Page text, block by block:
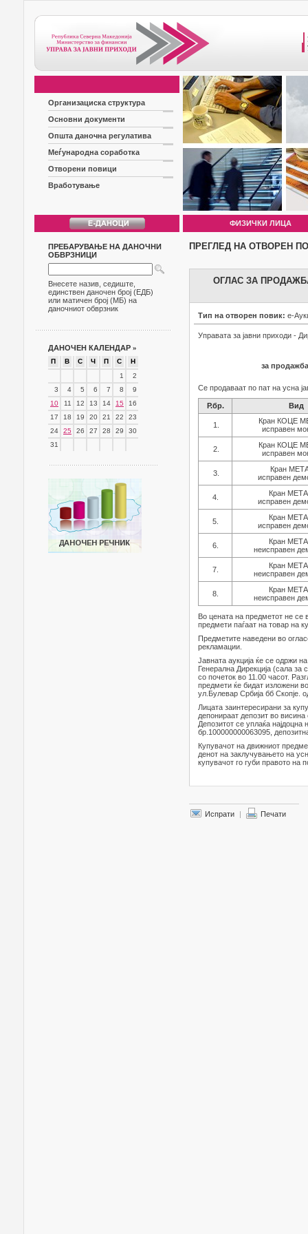
Организациска структура
Основни документи
Општа даночна регулатива
Меѓународна соработка
Отворени повици
Вработување
ФИЗИЧКИ ЛИЦА
ПРЕБАРУВАЊЕ НА ДАНОЧНИ
ОБВРЗНИЦИ
Внесете назив, седиште,
единствен даночен број (ЕДБ)
или матичен број (МБ) на
даночниот обврзник
ДАНОЧЕН КАЛЕНДАР »
П В С Ч П С
Н
1
2
3
4 5 6 7 8
9
10
11 12 13 14 15
16
17
18 19 20 21 22
23
24
25 26 27 28 29
30
31
ПРЕГЛЕД НА ОТВОРЕН
ОГЛАС ЗА
Тип на отворен повик: е-
Управата за јавни приходи -
за
Се продаваат по пат на усна
Р.бр. Вид
1.
Кран КОЦЕ
исправен
2.
Кран КОЦЕ
исправен
3.
Кран
исправен
4.
Кран
исправен
5.
Кран
исправен
6.
Кран
неисправен
7.
Кран
неисправен
8.
Кран
неисправен
Во цената на предметот не се
предмети паѓаат на товар на
Предметите наведени во
рекламации.
Јавната аукција ќе се одржи
Генерална Дирекција (сала
со почеток во 11.00 часот.
предмети ќе бидат изложени
ул.Булевар Србија бб Скопје.
Лицата заинтересирани за
депонираат депозит во
Депозитот се уплаќа
бр.100000000063095,
Купувачот на движниот
денот на заклучувањето на
купувачот го губи правото на
Испрати | Печати